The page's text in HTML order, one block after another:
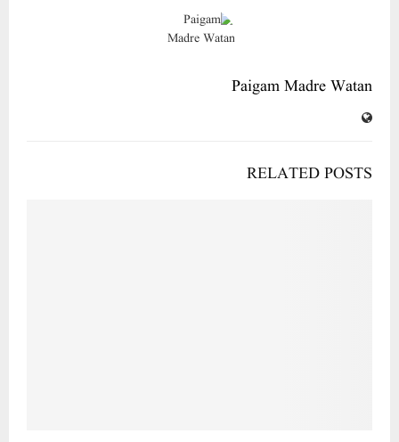
Paigam Madre Watan
RELATED POSTS